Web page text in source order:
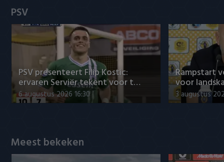
Heracles Almelo
NAC Breda
PEC Zwolle
PSV
Roda JC
Sparta
Conference League
PSV
PSV presenteert Filip Kostic:
ervaren Serviër tekent voor t…
6 augustus 2026 16:30
Rampstart
voor
3 augustus
Meest bekeken